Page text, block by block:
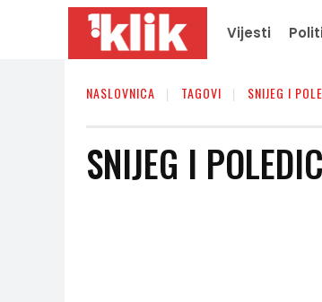
Vijesti
NASLOVNICA TAGOVI SNIJEG I
SNIJEG I